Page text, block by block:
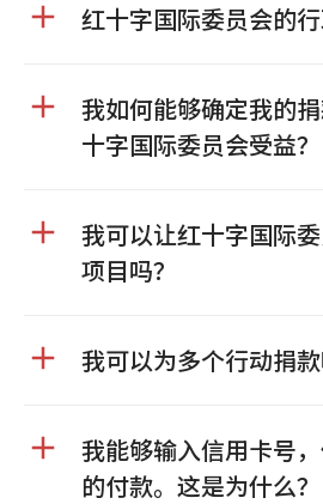
红十字国际委员会的
我如何能够确定我的
十字国际委员会受益？
我可以让红十字国际
项目吗？
我可以为多个行动捐款
我能够输入信用卡号
的付款。这是为什么？